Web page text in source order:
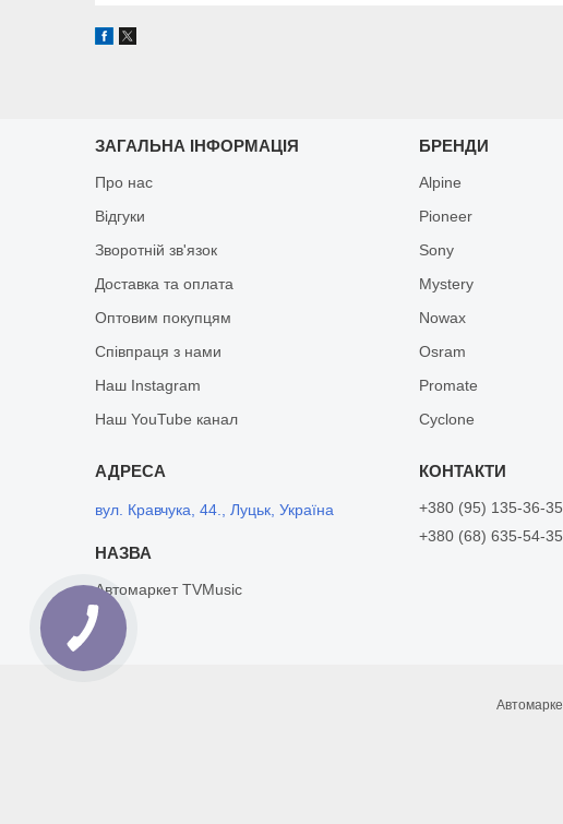
ЗАГАЛЬНА ІНФОРМАЦІЯ
Про нас
Відгуки
Зворотній зв'язок
Доставка та оплата
Оптовим покупцям
Співпраця з нами
Наш Instagram
Наш YouTube канал
БРЕНДИ
Alpine
Pioneer
Sony
Mystery
Nowax
Osram
Promate
Cyclone
вул. Кравчука, 44., Луцьк, Україна
Автомаркет TVMusic
+380 (95) 135-36-35
+380 (68) 635-54-35